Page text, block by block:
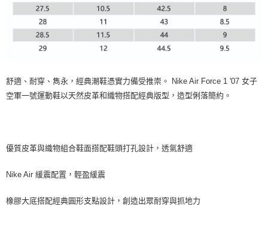
舒適、耐穿、雋永，經典潮鞋憑實力備受推崇。 Nike Air Force 1 '07 女子
空軍一號運動鞋以天然皮革和織物搭配經典版型，造型俐落簡約。
優質皮革與織物組合鞋面搭配鞋頭打孔設計，透氣舒適
Nike Air 緩震配置，輕盈緩震
橡膠大底搭配經典圓形支點設計，創造出眾耐穿與抓地力